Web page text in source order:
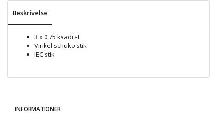
Beskrivelse
3 x 0,75 kvadrat
Vinkel schuko stik
IEC stik
INFORMATIONER